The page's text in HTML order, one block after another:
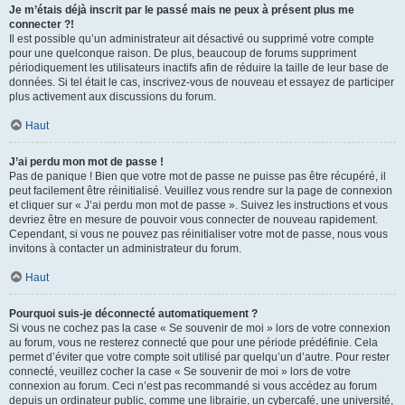
Je m’étais déjà inscrit par le passé mais ne peux à présent plus me
connecter ?!
Il est possible qu’un administrateur ait désactivé ou supprimé votre compte
pour une quelconque raison. De plus, beaucoup de forums suppriment
périodiquement les utilisateurs inactifs afin de réduire la taille de leur base de
données. Si tel était le cas, inscrivez-vous de nouveau et essayez de participer
plus activement aux discussions du forum.
Haut
J’ai perdu mon mot de passe !
Pas de panique ! Bien que votre mot de passe ne puisse pas être récupéré, il
peut facilement être réinitialisé. Veuillez vous rendre sur la page de connexion
et cliquer sur « J’ai perdu mon mot de passe ». Suivez les instructions et vous
devriez être en mesure de pouvoir vous connecter de nouveau rapidement.
Cependant, si vous ne pouvez pas réinitialiser votre mot de passe, nous vous
invitons à contacter un administrateur du forum.
Haut
Pourquoi suis-je déconnecté automatiquement ?
Si vous ne cochez pas la case « Se souvenir de moi » lors de votre connexion
au forum, vous ne resterez connecté que pour une période prédéfinie. Cela
permet d’éviter que votre compte soit utilisé par quelqu’un d’autre. Pour rester
connecté, veuillez cocher la case « Se souvenir de moi » lors de votre
connexion au forum. Ceci n’est pas recommandé si vous accédez au forum
depuis un ordinateur public, comme une librairie, un cybercafé, une université,